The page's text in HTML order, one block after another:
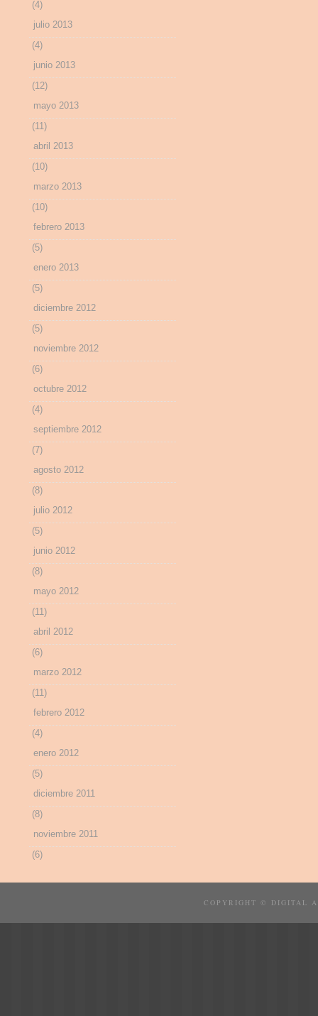
(4)
julio 2013
(4)
junio 2013
(12)
mayo 2013
(11)
abril 2013
(10)
marzo 2013
(10)
febrero 2013
(5)
enero 2013
(5)
diciembre 2012
(5)
noviembre 2012
(6)
octubre 2012
(4)
septiembre 2012
(7)
agosto 2012
(8)
julio 2012
(5)
junio 2012
(8)
mayo 2012
(11)
abril 2012
(6)
marzo 2012
(11)
febrero 2012
(4)
enero 2012
(5)
diciembre 2011
(8)
noviembre 2011
(6)
COPYRIGHT © DIGITAL